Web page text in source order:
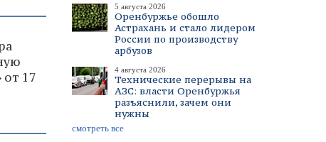
5 августа 2026
Оренбуржье обошло
Астрахань и стало лидером
России по производству
арбузов
4 августа 2026
Технические перерывы на
АЗС: власти Оренбуржья
разъяснили, зачем они
нужны
смотреть все
17